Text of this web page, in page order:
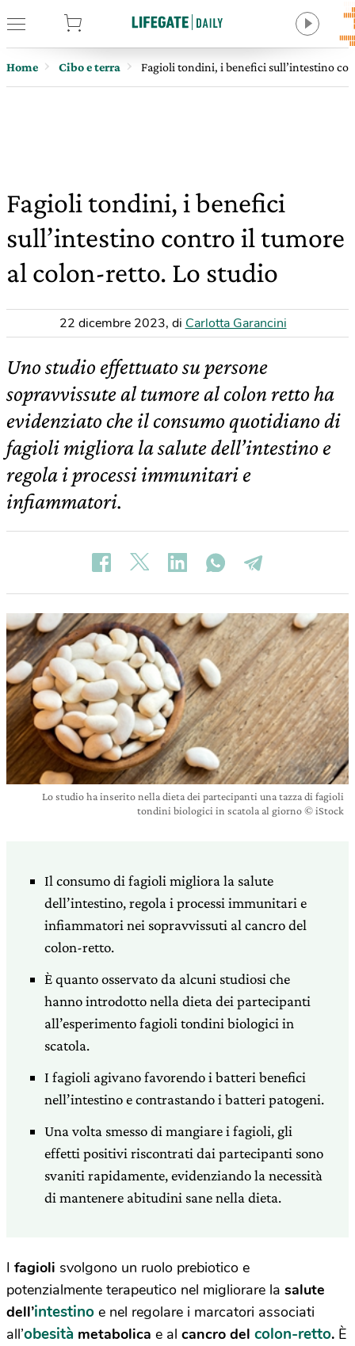
Home Cibo e terra Fagioli tondini, i benefici sull’intestino
Fagioli tondini, i benefici
sull’intestino contro il tumore
al colon-retto. Lo studio
22 dicembre 2023, di Carlotta Garancini
Uno studio effettuato su persone
sopravvissute al tumore al colon retto ha
evidenziato che il consumo quotidiano di
fagioli migliora la salute dell’intestino e
regola i processi immunitari e
infiammatori.
Lo studio ha inserito nella dieta dei partecipanti una tazza di fagioli
tondini biologici in scatola al giorno © iStock
Il consumo di fagioli migliora la salute
dell’intestino, regola i processi immunitari e
infiammatori nei sopravvissuti al cancro del
colon-retto.
È quanto osservato da alcuni studiosi che
hanno introdotto nella dieta dei partecipanti
all’esperimento fagioli tondini biologici in
scatola.
I fagioli agivano favorendo i batteri benefici
nell’intestino e contrastando i batteri patogeni.
Una volta smesso di mangiare i fagioli, gli
effetti positivi riscontrati dai partecipanti sono
svaniti rapidamente, evidenziando la necessità
di mantenere abitudini sane nella dieta.
I fagioli svolgono un ruolo prebiotico e
potenzialmente terapeutico nel migliorare la salute
dell’intestino e nel regolare i marcatori associati
all’obesità metabolica e al cancro del colon-retto. È